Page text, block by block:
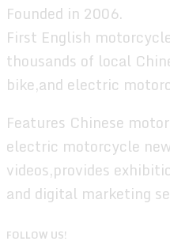
Founded in 2006.
First English
thousands of local
bike,and electric
Features Chinese
electric motorcycle
videos,provides
and digital marketing
FOLLOW US!